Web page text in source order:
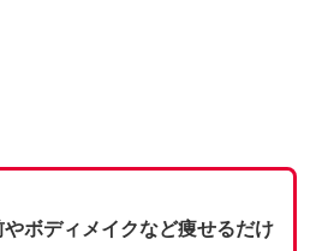
ボディメイクなど痩せるだけ